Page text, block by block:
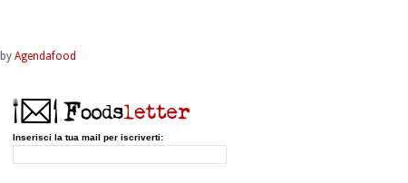
by Agendafood
Inserisci la tua mail per iscriverti: